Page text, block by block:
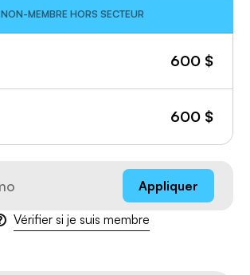
NON-MEMBRE HORS SECTEUR
600$
600$
Vérifier si je suis membre
Appliquer